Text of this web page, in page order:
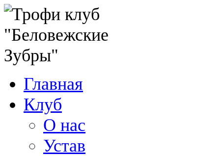
Главная
Клуб
О нас
Устав